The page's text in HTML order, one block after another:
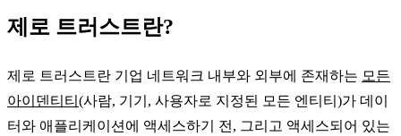
제로 트러스트란?
제로 트러스트란 기업 네트워크 내부와 외부에 존재하는 모든
아이덴티티 (사람, 기기, 사용자로 지정된 모든 엔티티)가 데이
터와 애플리케이션에 액세스하기 전, 그리고 액세스되어 있는